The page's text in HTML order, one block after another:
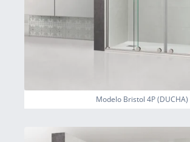
Modelo Bristol 4P (DUCHA)